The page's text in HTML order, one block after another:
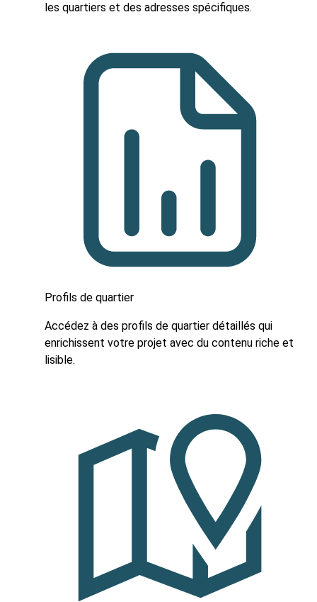
les quartiers et des adresses spécifiques.
Profils de quartier
Accédez à des profils de quartier détaillés qui
enrichissent votre projet avec du contenu riche et
lisible.